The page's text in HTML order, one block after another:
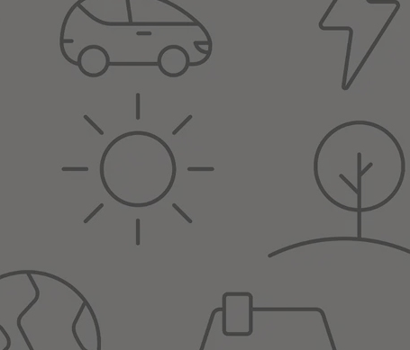
vše s vysokou účinností a minimální spotřebou celé technologie.
v provozech se starším typem osvětlení. Regulátor je tedy
pohybují v rozmezí 14 až 22 %.